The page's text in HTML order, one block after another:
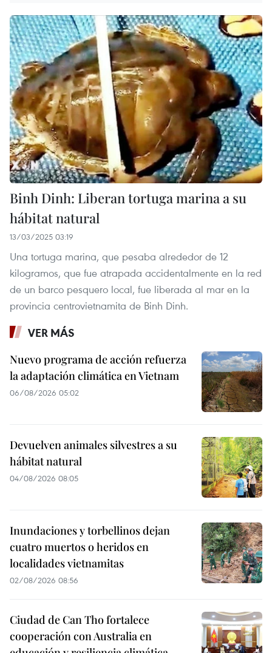
Binh Dinh: Liberan tortuga marina a su
hábitat natural
13/03/2025 03:19
Una tortuga marina, que pesaba alrededor de 12
kilogramos, que fue atrapada accidentalmente en la red
de un barco pesquero local, fue liberada al mar en la
provincia centrovietnamita de Binh Dinh.
VER MÁS
Nuevo programa de acción refuerza
la adaptación climática en Vietnam
06/08/2026 05:02
Devuelven animales silvestres a su
hábitat natural
04/08/2026 08:05
Inundaciones y torbellinos dejan
cuatro muertos o heridos en
localidades vietnamitas
02/08/2026 08:56
Ciudad de Can Tho fortalece
cooperación con Australia en